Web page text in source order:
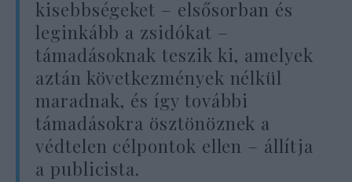
kisebbségeket – elsősorban és
leginkább a zsidókat –
támadásoknak teszik ki, amelyek
aztán következmények nélkül
maradnak, és így további
támadásokra ösztönöznek a
védtelen célpontok ellen – állítja
a publicista.